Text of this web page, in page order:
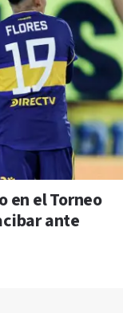
en el Torneo
ante